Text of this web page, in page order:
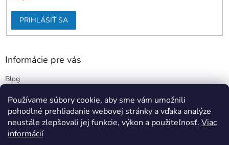
Používame súbory cookie, aby sme vám umožnili
pohodlné prehliadanie webovej stránky a vďaka analýze
neustále zlepšovali jej funkcie, výkon a použiteľnosť. Viac
informácií
PRIHLÁSIŤ SA
Informácie pre vás
Blog
Obchodné podmienky
Podmienky ochrany osobných údajov